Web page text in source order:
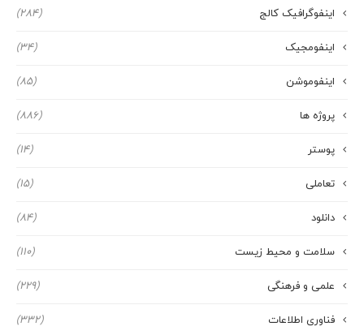
اینفوگرافیک کالج (284)
اینفومجیک (34)
اینفوموشن (85)
پروژه ها (886)
پوستر (14)
تعاملی (15)
دانلود (84)
سلامت و محیط زیست (110)
علمی و فرهنگی (229)
فناوری اطلاعات (332)